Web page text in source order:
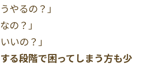
やるの？」
の？」
いの？」
る段階で困ってしまう方も少